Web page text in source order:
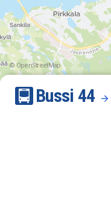
© OpenStreetMap
Bussi 44